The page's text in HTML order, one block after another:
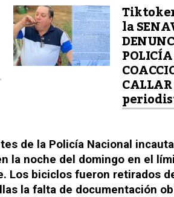
Tiktoker
la
de la Policía Nacional
la noche del domingo en el
Los biciclos fueron retirados
la falta de documentación